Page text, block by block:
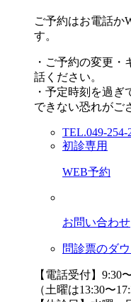
ご予約はお電話か
す。
・ご予約の変更
話ください。
・予定時刻を過
できない恐れがご
TEL.049-254-
初診専用
WEB予約
お問い合わせ
問診票のダ
【電話受付】9:30
（土曜は13:30〜